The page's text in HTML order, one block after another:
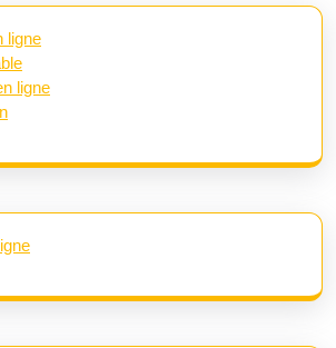
ligne
ligne